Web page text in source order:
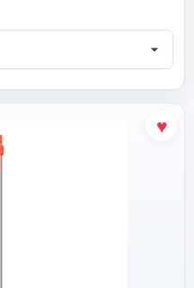
arrow_drop_down